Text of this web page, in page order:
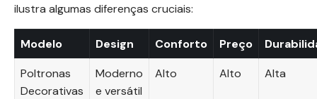
ilustra algumas diferenças cruciais:
Modelo Design Conforto Preço
Poltronas
Decorativas
Moderno
e versátil
Alto Alto Alta